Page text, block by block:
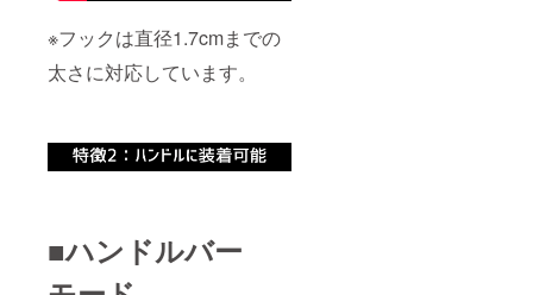
※フックは直径1.7cmまでの
太さに対応しています。
■ハンドルバー